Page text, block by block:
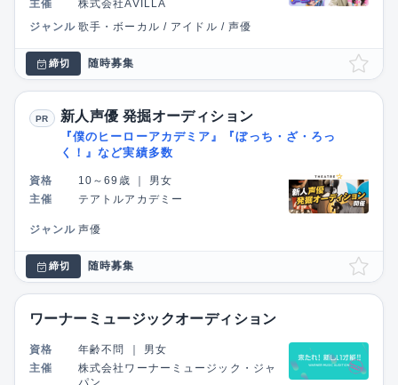
主催
株式会社AVILLA
ジャンル 歌手・ボーカル / アイドル / 声優
締切 随時募集
PR 新人声優 発掘オーディション
『僕のヒーローアカデミア』『ぼっち・ざ・ろっ
く！』など実績多数
資格 10～69歳
男女
主催
テアトルアカデミー
ジャンル 声優
締切 随時募集
ワーナーミュージックオーディション
資格 年齢不問
男女
主催
株式会社ワーナーミュージック・ジャ
パン